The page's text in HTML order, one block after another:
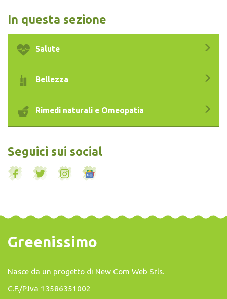
In questa sezione
Salute
Bellezza
Rimedi naturali e Omeopatia
Seguici sui social
Greenissimo
Nasce da un progetto di New Com Web Srls.
C.F./P.Iva 13586351002